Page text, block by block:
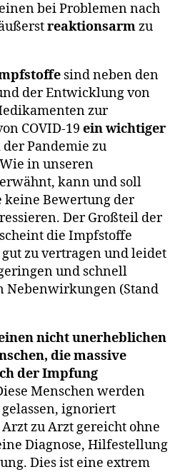
bei Problemen nach
reaktionsarmzu
sind neben den
der Entwicklung von
zur
COVID-19 ein wichtiger
der Pandemie zu
in unseren
kann und soll
keine Bewertung der
Der Großteil der
die Impfstoffe
zu vertragen und leidet
und schnell
Nebenwirkungen (Stand
nicht unerheblichen
die massive
der Impfung
Menschen werden
ignoriert
zu Arzt gereicht ohne
Diagnose, Hilfestellung
Dies ist eine extrem